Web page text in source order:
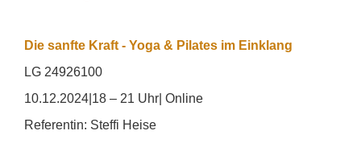
Die sanfte Kraft - Yoga & Pilates im Einklang
LG 24926100
10.12.2024|18 – 21 Uhr| Online
Referentin: Steffi Heise